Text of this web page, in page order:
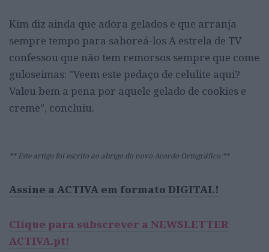
Kim diz ainda que adora gelados e que arranja
sempre tempo para saboreá-los A estrela de TV
confessou que não tem remorsos sempre que come
guloseimas: "Veem este pedaço de celulite aqui?
Valeu bem a pena por aquele gelado de cookies e
creme", concluiu.
** Este artigo foi escrito ao abrigo do novo Acordo Ortográfico **
Assine a ACTIVA em formato DIGITAL!
Clique para subscrever a NEWSLETTER
ACTIVA.pt!